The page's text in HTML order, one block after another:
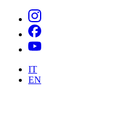
IT
EN